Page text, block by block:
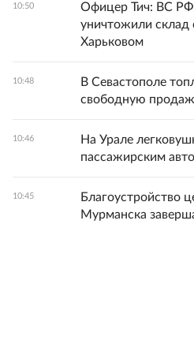
10:50
Офицер Тич: ВС
уничтожили
Харьковом
10:48
В Севастополе
свободную
10:46
На Урале
пассажирским
10:45
Благоустройство
Мурманска